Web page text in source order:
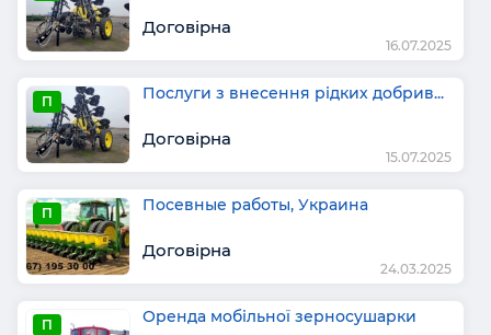
Договірна
16.07.2025
П Послуги з внесення рідких добрив...
Договірна
15.07.2025
П Посевные работы, Украина
Договірна
24.03.2025
П Оренда мобільної зерносушарки